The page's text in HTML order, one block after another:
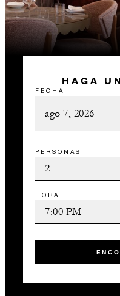
HAGA
FECHA
PERSONAS
HORA